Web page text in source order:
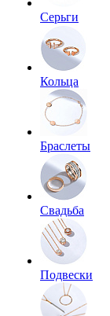
Серьги
Кольца
Браслеты
Свадьба
Подвески